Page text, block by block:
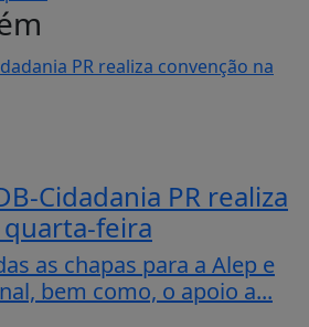
Cidadania PR realiza
feira
as chapas para a Alep e
bem como, o apoio a...